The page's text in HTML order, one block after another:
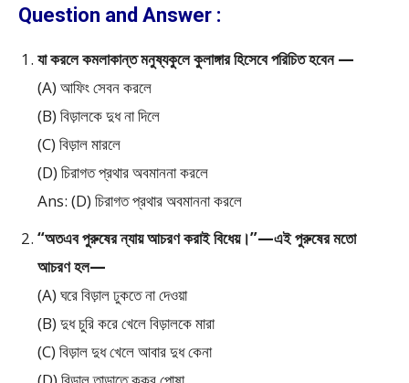
Question and Answer :
যা করলে কমলাকান্ত মনুষ্যকুলে কুলাঙ্গার হিসেবে পরিচিত হবেন —
(A) আফিং সেবন করলে
(B) বিড়ালকে দুধ না দিলে
(C) বিড়াল মারলে
(D) চিরাগত প্রথার অবমাননা করলে
Ans: (D) চিরাগত প্রথার অবমাননা করলে
“অতএব পুরুষের ন্যায় আচরণ করাই বিধেয়।”—এই পুরুষের মতো
আচরণ হল—
(A) ঘরে বিড়াল ঢুকতে না দেওয়া
(B) দুধ চুরি করে খেলে বিড়ালকে মারা
(C) বিড়াল দুধ খেলে আবার দুধ কেনা